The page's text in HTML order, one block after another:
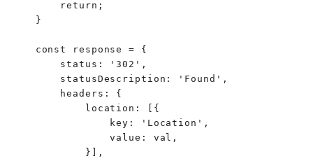
        return;
    }
    const response = {
        status: '302',
        statusDescription: 'Found',
        headers: {
            location: [{
                key: 'Location',
                value: val,
            }],